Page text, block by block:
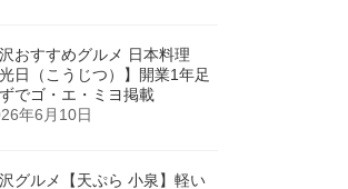
おすすめグルメ 日本料理
光日（こうじつ）】開業1年足
でゴ・エ・ミヨ掲載
年6月10日
グルメ【天ぷら 小泉】軽い